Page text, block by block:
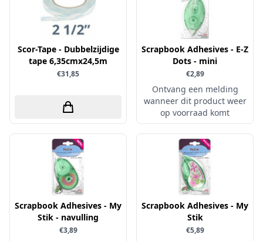
Little Birdie
Maja Design
Marianne Design
Marij Rahder
Mintay
Morgana Fantasy
Nellie Snellen
Nellie's Choice
Nuvo
Overige
Paper Boutique
Scor-Tape - Dubbelzijdige
tape 6,35cmx24,5m
€31,85
Scrapbook Adhesives - E-Z
Dots - mini
€2,89
Ontvang een melding
wanneer dit product weer
op voorraad komt
Scrapbook Adhesives - My
Stik - navulling
€3,89
Scrapbook Adhesives - My
Stik
€5,89